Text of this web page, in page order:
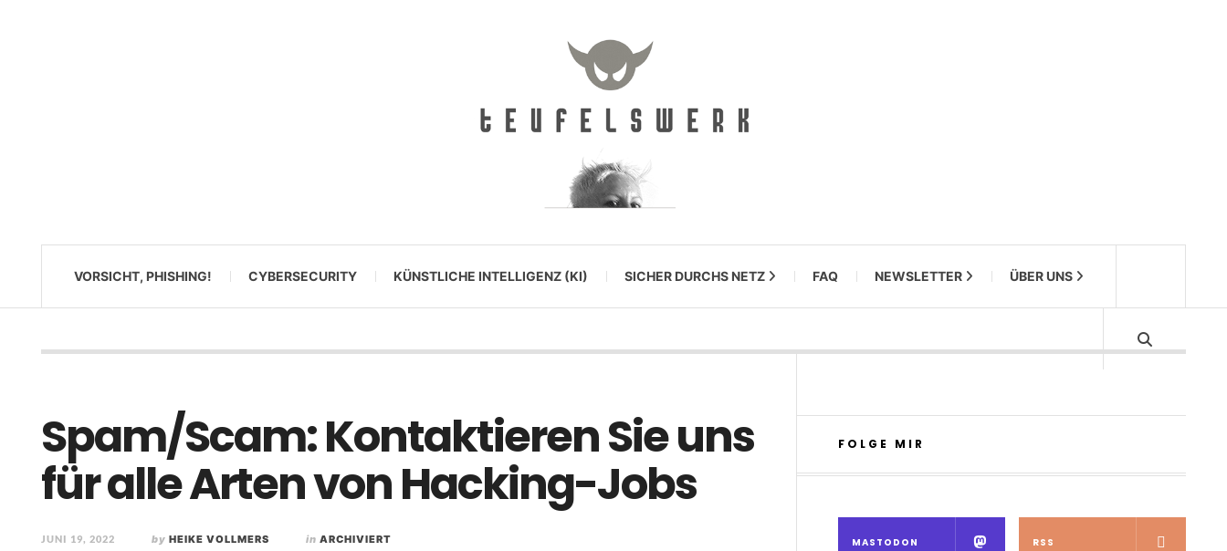
VORSICHT, PHISHING! CYBERSECURITY KÜNSTLICHE INTELLIGENZ (KI) SICHER DURCHS NETZ FAQ NEWSLETTER ÜBER UNS
Spam/Scam: Kontaktieren Sie uns
für alle Arten von Hacking-Jobs
JUNI 19, 2022 by HEIKE VOLLMERS in ARCHIVIERT
FOLGE MIR
MASTODON RSS